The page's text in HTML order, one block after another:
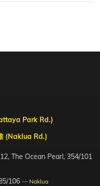
Park Rd.)
(Naklua Rd.)
The Ocean Pearl, 354/101
106 — Naklua